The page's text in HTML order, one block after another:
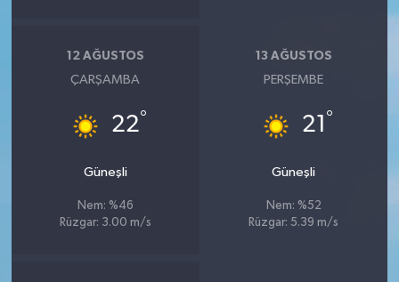
12 AĞUSTOS
ÇARŞAMBA
22°
Güneşli
Nem: %46
Rüzgar: 3.00 m/s
13 AĞUSTOS
PERŞEMBE
21 °
Güneşli
Nem: %52
Rüzgar: 5.39 m/s
İZMİR
KÜTAHYA
MANİSA
MUĞLA